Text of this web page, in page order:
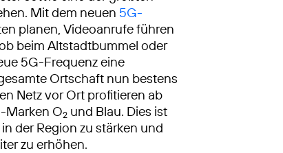
Mit dem neuen 5G-
planen, Videoanrufe führen
beim Altstadtbummel oder
5G-Frequenz eine
Ortschaft nun bestens
Netz vor Ort profitieren ab
Marken O2 und Blau. Dies ist
der Region zu stärken und
zu erhöhen.